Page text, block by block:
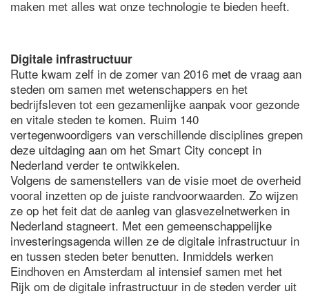
maken met alles wat onze technologie te bieden heeft.
Digitale infrastructuur
Rutte kwam zelf in de zomer van 2016 met de vraag aan
steden om samen met wetenschappers en het
bedrijfsleven tot een gezamenlijke aanpak voor gezonde
en vitale steden te komen. Ruim 140
vertegenwoordigers van verschillende disciplines grepen
deze uitdaging aan om het Smart City concept in
Nederland verder te ontwikkelen.
Volgens de samenstellers van de visie moet de overheid
vooral inzetten op de juiste randvoorwaarden. Zo wijzen
ze op het feit dat de aanleg van glasvezelnetwerken in
Nederland stagneert. Met een gemeenschappelijke
investeringsagenda willen ze de digitale infrastructuur in
en tussen steden beter benutten. Inmiddels werken
Eindhoven en Amsterdam al intensief samen met het
Rijk om de digitale infrastructuur in de steden verder uit